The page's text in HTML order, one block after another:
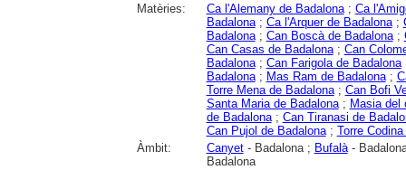
Matèries:
Ca l'Alemany de Badalona; Ca
Badalona; Ca l'Arquer de Badalona;
Badalona; Can Boscà de Badalona;
Can Casas de Badalona; Can
Badalona; Can Farigola de Badalona
Badalona; Mas Ram de Badalona;
Torre Mena de Badalona; Can Bofi
Santa Maria de Badalona; Masia del
de Badalona; Can Tiranasi de
Can Pujol de Badalona; Torre
Àmbit:
Canyet- Badalona ; Bufalà-
Badalona